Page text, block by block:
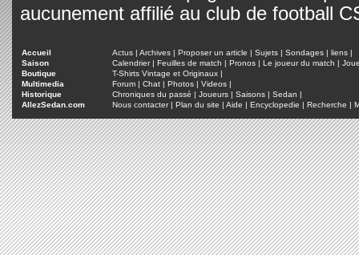
aucunement affilié au club de football
Accueil Actus | Archives | Proposer un article | Sujets | Sondages | liens |
Saison
Calendrier| Feuilles de match | Pronos | Le joueur du match |
Boutique
T-Shirts Vintage et Originaux |
Multimedia
Forum | Chat | Photos | Videos |
Historique
Chroniques du passé | Joueurs | Saisons | Sedan |
AllezSedan.com
Nous contacter| Plan du site | Aide | Encyclopedie | Recherche |